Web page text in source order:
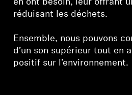
en ont besoin, leur offrant
réduisant les déchets.
Ensemble, nous pouvons
d’un son supérieur tout en
positif sur l’environnement.